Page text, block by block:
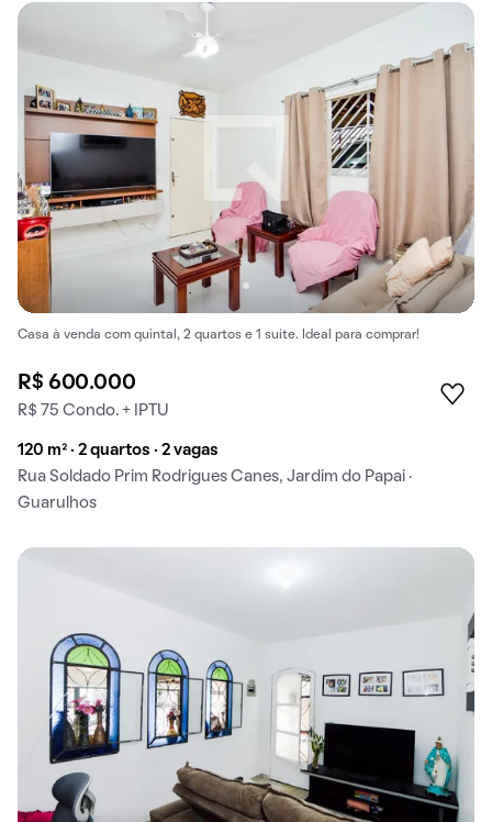
Casa à venda com quintal, 2 quartos e 1 suíte. Ideal para comprar!
R$ 600.000
R$ 75 Condo. + IPTU
120 m² · 2 quartos · 2 vagas
Rua Soldado Prim Rodrigues Canes, Jardim do Papai ·
Guarulhos